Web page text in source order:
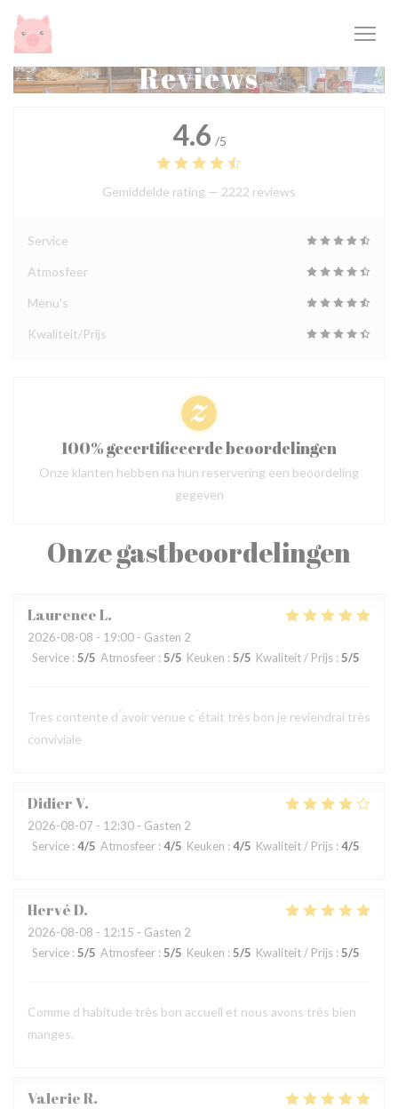
Cookies beheer paneel
Reviews
Onze gastbeoordelingen
LaurenceL
2026-08-08 - 19:00 - Gasten 2
Service : 5/5 Atmosfeer : 5/5 Keuken : 5/5 Kwaliteit / Prijs : 5/5
Tres contente d ́avoir venue c ́était très bon je reviendrai très
conviviale
DidierV
2026-08-07 - 12:30 - Gasten 2
Service : 4/5 Atmosfeer : 4/5 Keuken : 4/5 Kwaliteit / Prijs : 4/5
HervéD
2026-08-08 - 12:15 - Gasten 2
Service : 5/5 Atmosfeer : 5/5 Keuken : 5/5 Kwaliteit / Prijs : 5/5
Comme d habitude très bon accueil et nous avons très bien
manges.
ValerieR
4.6 /5
Gemiddelde rating — 2222 reviews
Service
Atmosfeer
Menu's
Kwaliteit/Prijs
100% gecertificeerde beoordelingen
Onze klanten hebben na hun reservering een beoordeling
gegeven